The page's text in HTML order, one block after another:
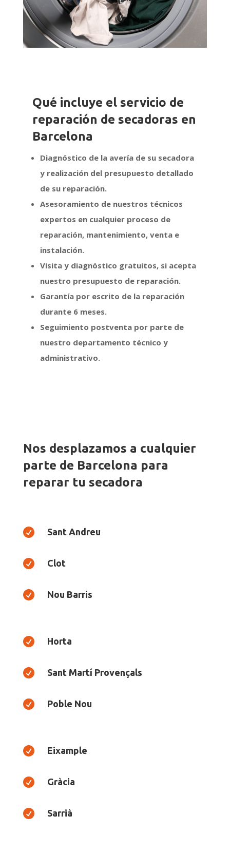
Qué incluye el servicio de
reparación de secadoras en
Barcelona
Diagnóstico de la avería de su secadora
y realización del presupuesto detallado
de su reparación.
Asesoramiento de nuestros técnicos
expertos en cualquier proceso de
reparación, mantenimiento, venta e
instalación.
Visita y diagnóstico gratuitos, si acepta
nuestro presupuesto de reparación.
Garantía por escrito de la reparación
durante 6 meses.
Seguimiento postventa por parte de
nuestro departamento técnico y
administrativo.
Nos desplazamos a cualquier
parte de Barcelona para
reparar tu secadora
 Sant Andreu
 Clot
 Nou Barris
 Horta
 Sant Martí Provençals
 Poble Nou
 Eixample
 Gràcia
 Sarrià